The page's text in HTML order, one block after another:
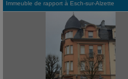
Immeuble de rapport à Esch-sur-Alzette